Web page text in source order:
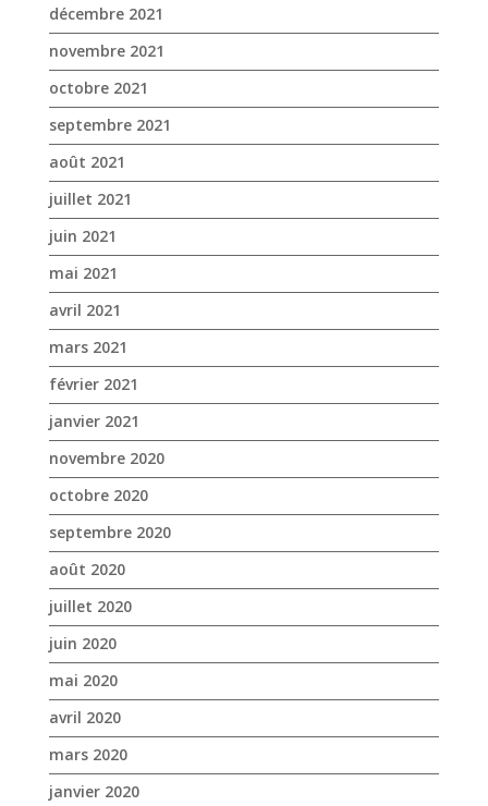
décembre 2021
novembre 2021
octobre 2021
septembre 2021
août 2021
juillet 2021
juin 2021
mai 2021
avril 2021
mars 2021
février 2021
janvier 2021
novembre 2020
octobre 2020
septembre 2020
août 2020
juillet 2020
juin 2020
mai 2020
avril 2020
mars 2020
janvier 2020